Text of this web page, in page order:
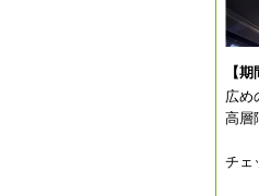
【
広め
高層
チェ